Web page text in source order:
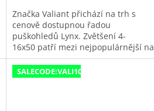
z
5
hvězdiček.
Značka Valiant přichází na trh s
cenově dostupnou řadou
puškohledů Lynx. Zvětšení 4-
16x50 patří mezi nejpopulárnější na
našem trhu. Poskytuje...
SALECODE:VALI10:10:%